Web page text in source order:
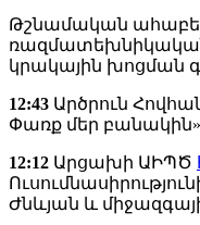
Թշնամական
ռազմատեխնիկական
կրակային խոցման
12:43 Արծրուն
Փառք մեր
12:12 Արցախի ԱԻՊԾ
Ժնևյան և